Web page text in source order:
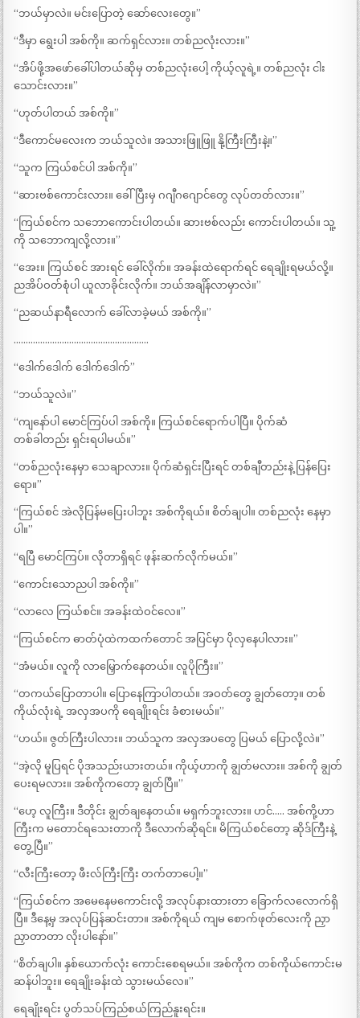
“ဘယ်မှာလဲ။ မင်းပြောတဲ့ ဆော်လေးတွေ။”
“ဒီမှာ ရွေးပါ အစ်ကို။ ဆက်ရှင်လား။ တစ်ညလုံးလား။”
“အိပ်ဖို့အဖော်ခေါ်ပါတယ်ဆိုမှ တစ်ညလုံးပေါ့ ကိုယ့်လူရဲ့။ တစ်ညလုံး ငါး
သောင်းလား။”
“ဟုတ်ပါတယ် အစ်ကို။”
“ဒီကောင်မလေးက ဘယ်သူလဲ။ အသားဖြူဖြူ နို့ကြီးကြီးနဲ့။”
“သူက ကြယ်စင်ပါ အစ်ကို။”
“ဆားဗစ်ကောင်းလား။ ခေါ်ပြီးမှ ဂဂျီဂဂျောင်တွေ လုပ်တတ်လား။”
“ကြယ်စင်က သဘောကောင်းပါတယ်။ ဆားဗစ်လည်း ကောင်းပါတယ်။ သူ့
ကို သဘောကျလို့လား။”
“အေး။ ကြယ်စင် အားရင် ခေါ်လိုက်။ အခန်းထဲရောက်ရင် ရေချိုးရမယ်လို့။
ညအိပ်ဝတ်စုံပါ ယူလာခိုင်းလိုက်။ ဘယ်အချိန်လာမှာလဲ။”
“ညဆယ်နာရီလောက် ခေါ်လာခဲ့မယ် အစ်ကို။”
………………………………………………..
“ဒေါက်ဒေါက် ဒေါက်ဒေါက်”
“ဘယ်သူလဲ။”
“ကျနော်ပါ မောင်ကြပ်ပါ အစ်ကို။ ကြယ်စင်ရောက်ပါပြီ။ ပိုက်ဆံ
တစ်ခါတည်း ရှင်းရပါမယ်။”
“တစ်ညလုံးနေမှာ သေချာလား။ ပိုက်ဆံရှင်းပြီးရင် တစ်ချီတည်းနဲ့ ပြန်ပြေး
ရော။”
“ကြယ်စင် အဲလိုပြန်မပြေးပါဘူး အစ်ကိုရယ်။ စိတ်ချပါ။ တစ်ညလုံး နေမှာ
ပါ။”
“ရပြီ မောင်ကြပ်။ လိုတာရှိရင် ဖုန်းဆက်လိုက်မယ်။”
“ကောင်းသောညပါ အစ်ကို။”
“လာလေ ကြယ်စင်။ အခန်းထဲဝင်လေ။”
“ကြယ်စင်က ဓာတ်ပုံထဲကထက်တောင် အပြင်မှာ ပိုလှနေပါလား။”
“အံမယ်။ လူကို လာမြှောက်နေတယ်။ လူပိုကြီး။”
“တကယ်ပြောတာပါ။ ပြောနေကြာပါတယ်။ အဝတ်တွေ ချွတ်တော့။ တစ်
ကိုယ်လုံးရဲ့ အလှအပကို ရေချိုးရင်း ခံစားမယ်။”
“ဟယ်။ ဇွတ်ကြီးပါလား။ ဘယ်သူက အလှအပတွေ ပြမယ် ပြောလို့လဲ။”
“အဲ့လို မူပြရင် ပိုအသည်းယားတယ်။ ကိုယ့်ဟာကို ချွတ်မလား။ အစ်ကို ချွတ်
ပေးရမလား။ အစ်ကိုကတော့ ချွတ်ပြီ။”
“ဟေ့ လူကြီး။ ဒီတိုင်း ချွတ်ချနေတယ်။ မရှက်ဘူးလား။ ဟင်….. အစ်ကို့ဟာ
ကြီးက မတောင်ရသေးတာကို ဒီလောက်ဆိုရင်။ မိကြယ်စင်တော့ ဆိုဒ်ကြီးနဲ့
တွေ့ပြီ။”
“လီးကြီးတော့ ဖီးလ်ကြီးကြီး တက်တာပေါ့။”
“ကြယ်စင်က အမေနေမကောင်းလို့ အလုပ်နားထားတာ ခြောက်လလောက်ရှိ
ပြီ။ ဒီနေ့မှ အလုပ်ပြန်ဆင်းတာ။ အစ်ကိုရယ် ကျမ စောက်ဖုတ်လေးကို ညှာ
ညှာတာတာ လိုးပါနော်။”
“စိတ်ချပါ။ နှစ်ယောက်လုံး ကောင်းစေရမယ်။ အစ်ကိုက တစ်ကိုယ်ကောင်းမ
ဆန်ပါဘူး။ ရေချိုးခန်းထဲ သွားမယ်လေ။”
ရေချိုးရင်း ပွတ်သပ်ကြည်စယ်ကြည်နူးရင်း။